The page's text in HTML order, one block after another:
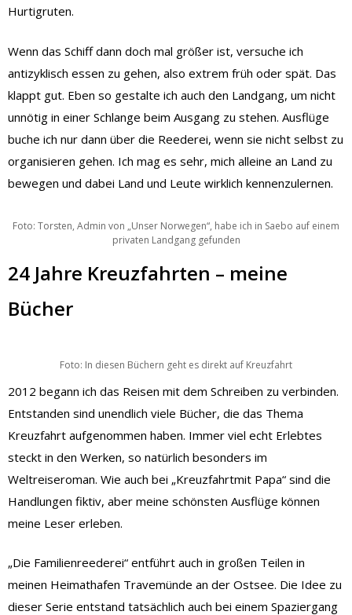
Hurtigruten.
Wenn das Schiff dann doch mal größer ist, versuche ich
antizyklisch essen zu gehen, also extrem früh oder spät. Das
klappt gut. Eben so gestalte ich auch den Landgang, um nicht
unnötig in einer Schlange beim Ausgang zu stehen. Ausflüge
buche ich nur dann über die Reederei, wenn sie nicht selbst zu
organisieren gehen. Ich mag es sehr, mich alleine an Land zu
bewegen und dabei Land und Leute wirklich kennenzulernen.
Foto: Torsten, Admin von „Unser Norwegen“, habe ich in Saebo auf einem
privaten Landgang gefunden
24 Jahre Kreuzfahrten – meine
Bücher
Foto: In diesen Büchern geht es direkt auf Kreuzfahrt
2012 begann ich das Reisen mit dem Schreiben zu verbinden.
Entstanden sind unendlich viele Bücher, die das Thema
Kreuzfahrt aufgenommen haben. Immer viel echt Erlebtes
steckt in den Werken, so natürlich besonders im
Weltreiseroman. Wie auch bei „Kreuzfahrtmit Papa“ sind die
Handlungen fiktiv, aber meine schönsten Ausflüge können
meine Leser erleben.
„Die Familienreederei“ entführt auch in großen Teilen in
meinen Heimathafen Travemünde an der Ostsee. Die Idee zu
dieser Serie entstand tatsächlich auch bei einem Spaziergang